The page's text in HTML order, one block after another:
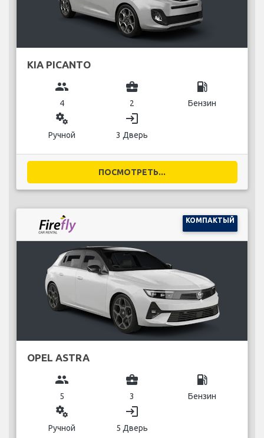
KIA PICANTO
group
4
business_center
2
local_gas_station
Бензин
miscellaneous_services
Ручной
login
3 Дверь
ПОСМОТРЕТЬ...
КОМПАКТЫЙ
OPEL ASTRA
group
5
business_center
3
local_gas_station
Бензин
miscellaneous_services
Ручной
login
5 Дверь